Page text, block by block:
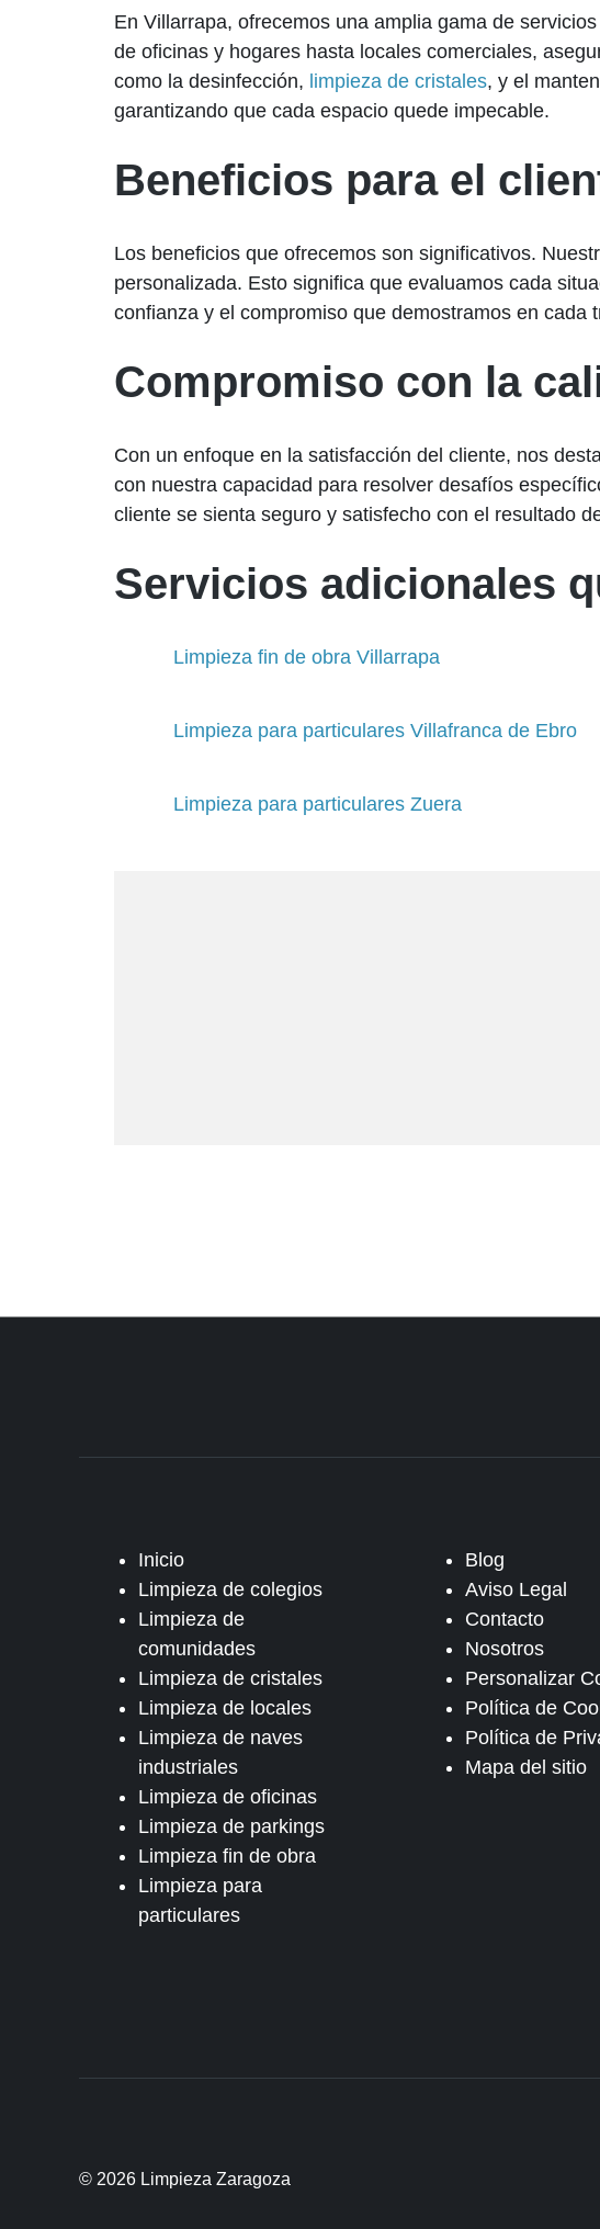
En Villarrapa, ofrecemos una amplia gama de
de oficinas y hogares hasta locales comerciales,
como la desinfección, limpieza de cristales, y el
garantizando que cada espacio quede impecable.
Beneficios para el
Los beneficios que ofrecemos son significativos.
personalizada. Esto significa que evaluamos cada
confianza y el compromiso que demostramos en
Compromiso con la
Con un enfoque en la satisfacción del cliente, nos
con nuestra capacidad para resolver desafíos
cliente se sienta seguro y satisfecho con el resultado
Servicios adicionales
Limpieza fin de obra Villarrapa
Limpieza para particulares Villafranca de Ebro
Limpieza para particulares Zuera
Inicio
Limpieza de colegios
Limpieza de
comunidades
Limpieza de cristales
Limpieza de locales
Limpieza de naves
industriales
Limpieza de oficinas
Limpieza de parkings
Limpieza fin de obra
Limpieza para
particulares
Blog
Aviso Legal
Contacto
Nosotros
Personalizar
Política de
Política de
Mapa del sitio
© 2026 Limpieza Zaragoza